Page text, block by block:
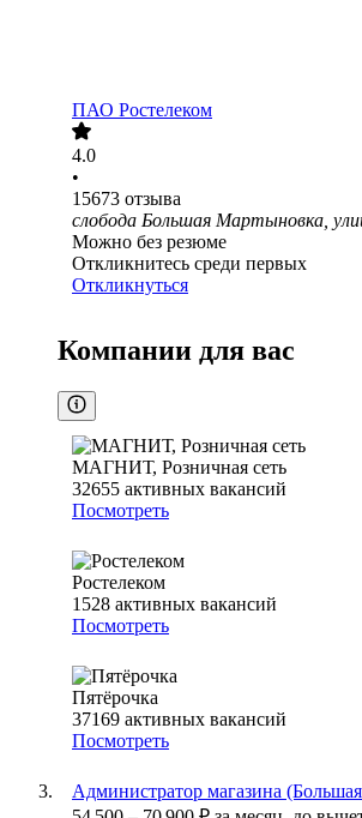
ПАО Ростелеком
4.0
•
15673 отзыва
слобода Большая Мартыновка,
Можно без резюме
Откликнитесь среди первых
Откликнуться
Компании для вас
МАГНИТ, Розничная сеть
32655 активных вакансий
Посмотреть
Ростелеком
1528 активных вакансий
Посмотреть
Пятёрочка
37169 активных вакансий
Посмотреть
Администратор магазина